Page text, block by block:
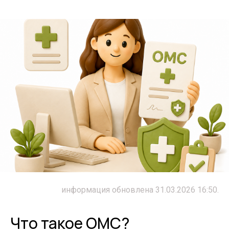
информация обновлена 31.03.2026 16:50.
Что такое ОМС?